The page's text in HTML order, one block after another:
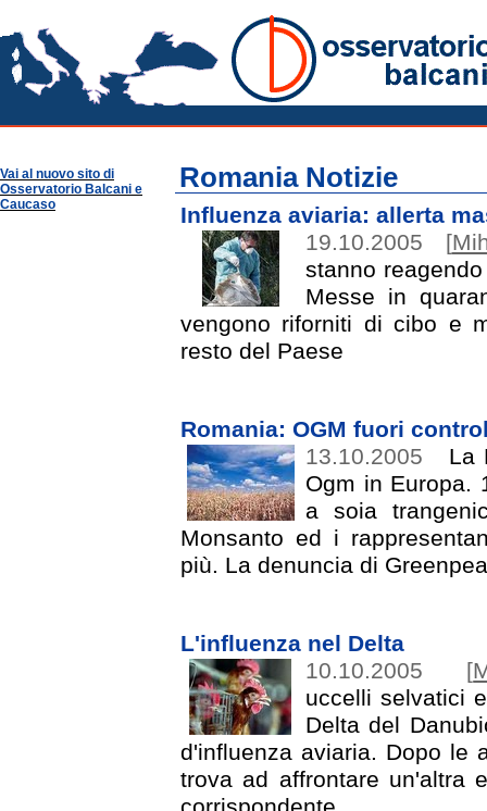
Vai al nuovo sito di
Osservatorio Balcani e
Caucaso
Romania Notizie
Influenza aviaria: allerta
19.10.2005
[
stanno
Messe in
vengono riforniti di cibo e
resto del Paese
Romania: OGM fuori
13.10.2005
La
Ogm in Europa.
a soia
Monsanto ed i
più. La denuncia di
L'influenza nel Delta
10.10.2005
[
uccelli selvatici
Delta del
d'influenza aviaria. Dopo le
trova ad affrontare un'altra